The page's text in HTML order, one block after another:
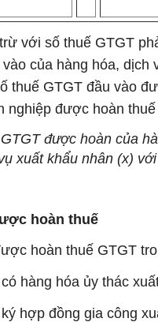
với số thuế GTGT
của hàng hóa, dịch
thuế GTGT đầu vào
nghiệp được hoàn
được hoàn của
xuất khẩu nhân (x)
hoàn thuế
hoàn thuế GTGT
hàng hóa ủy thác
hợp đồng gia công